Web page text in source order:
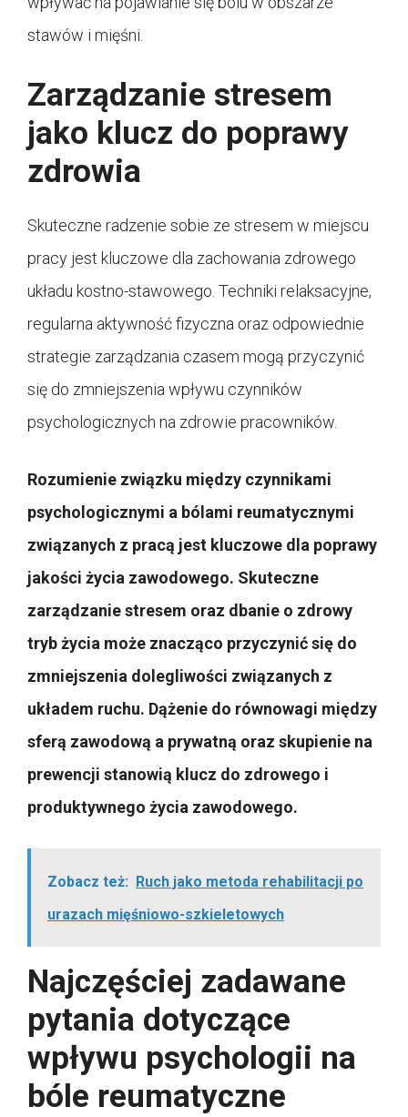
stawów i mięśni.
Zarządzanie stresem
jako klucz do poprawy
zdrowia
Skuteczne radzenie sobie ze stresem w miejscu
pracy jest kluczowe dla zachowania zdrowego
układu kostno-stawowego. Techniki relaksacyjne,
regularna aktywność fizyczna oraz odpowiednie
strategie zarządzania czasem mogą przyczynić
się do zmniejszenia wpływu czynników
psychologicznych na zdrowie pracowników.
Rozumienie związku między czynnikami
psychologicznymi a bólami reumatycznymi
związanych z pracą jest kluczowe dla poprawy
jakości życia zawodowego. Skuteczne
zarządzanie stresem oraz dbanie o zdrowy
tryb życia może znacząco przyczynić się do
zmniejszenia dolegliwości związanych z
układem ruchu. Dążenie do równowagi między
sferą zawodową a prywatną oraz skupienie na
prewencji stanowią klucz do zdrowego i
produktywnego życia zawodowego.
Zobacz też: Ruch jako metoda rehabilitacji po
urazach mięśniowo-szkieletowych
Najczęściej zadawane
pytania dotyczące
wpływu psychologii na
bóle reumatyczne